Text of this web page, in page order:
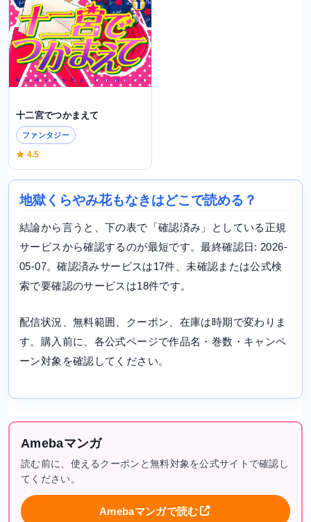
十二宮でつかまえて
ファンタジー
★ 4.5
地獄くらやみ花もなきはどこで読める？
結論から言うと、下の表で「確認済み」としている正規
サービスから確認するのが最短です。最終確認日: 2026-
05-07。確認済みサービスは17件、未確認または公式検
索で要確認のサービスは18件です。
配信状況、無料範囲、クーポン、在庫は時期で変わりま
す。購入前に、各公式ページで作品名・巻数・キャンペ
ーン対象を確認してください。
Amebaマンガ
読む前に、使えるクーポンと無料対象を公式サイトで確認し
てください。
Amebaマンガで読む